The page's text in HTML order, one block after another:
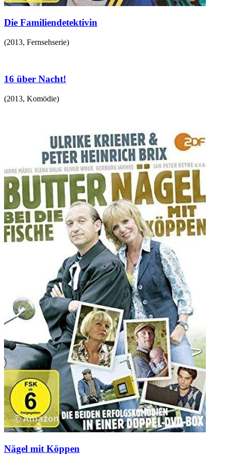
Die Familiendetektivin
(2013, Fernsehserie)
16 über Nacht!
(2013, Komödie)
Nägel mit Köppen